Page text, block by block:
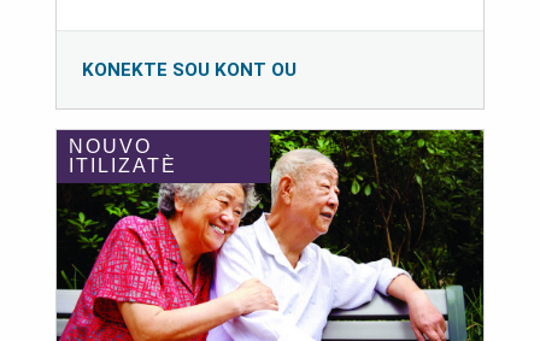
KONEKTE SOU KONT OU
NOUVO
ITILIZATÈ